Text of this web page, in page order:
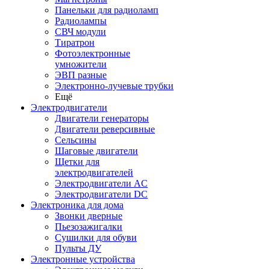
Панельки для радиоламп
Радиолампы
СВЧ модули
Тиратрон
Фотоэлектронные
умножители
ЭВП разные
Электронно-лучевые трубки
Ещё
Электродвигатели
Двигатели генераторы
Двигатели реверсивные
Сельсины
Шаговые двигатели
Щетки для
электродвигателей
Электродвигатели AC
Электродвигатели DC
Электроника для дома
Звонки дверные
Пьезозажигалки
Сушилки для обуви
Пульты ДУ
Электронные устройства